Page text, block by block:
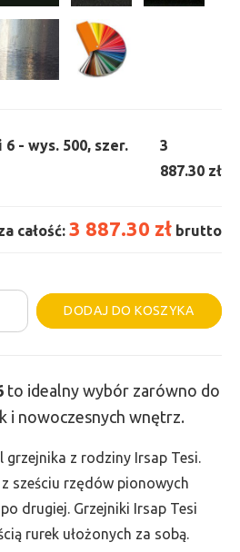
- wys. 500, szer.
3
887.30 zł
całość: 3 887.30 zł brutto
DODAJ DO KOSZYKA
to idealny wybór zarówno do
i nowoczesnych wnętrz.
grzejnika z rodziny Irsap Tesi.
sześciu rzędów pionowych
drugiej. Grzejniki Irsap Tesi
rurek ułożonych za sobą.